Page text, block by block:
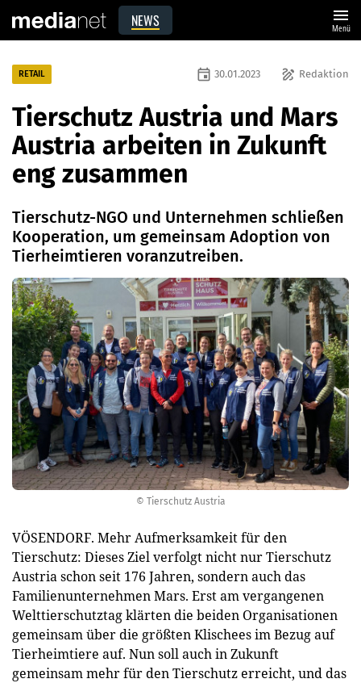
NEWS menu
Menü
© Tierschutz Austria
RETAIL draw Redaktion
event 30.01.2023
Tierschutz Austria und Mars
Austria arbeiten in Zukunft
eng zusammen
Tierschutz-NGO und Unternehmen schließen
Kooperation, um gemeinsam Adoption von
Tierheimtieren voranzutreiben.
VÖSENDORF. Mehr Aufmerksamkeit für den
Tierschutz: Dieses Ziel verfolgt nicht nur Tierschutz
Austria schon seit 176 Jahren, sondern auch das
Familienunternehmen Mars. Erst am vergangenen
Welttierschutztag klärten die beiden Organisationen
gemeinsam über die größten Klischees im Bezug auf
Tierheimtiere auf. Nun soll auch in Zukunft
gemeinsam mehr für den Tierschutz erreicht, und das